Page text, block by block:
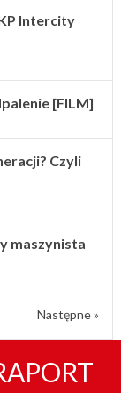
Intercity
[FILM]
Czyli
maszynista
Następne »